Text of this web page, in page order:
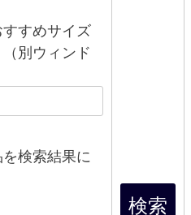
すめサイズ
別ウィンド
検索結果に